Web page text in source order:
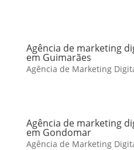
Agência de marketing
em Guimarães
Agência de Marketing
Agência de marketing
em Gondomar
Agência de Marketing